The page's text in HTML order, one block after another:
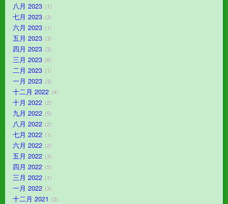
八月 2023 1
七月 2023 3
六月 2023 1
五月 2023 3
四月 2023 3
三月 2023 6
二月 2023 1
一月 2023 3
十二月 2022 4
十月 2022 2
九月 2022 5
八月 2022 2
七月 2022 1
六月 2022 2
五月 2022 3
四月 2022 5
三月 2022 1
一月 2022 3
十二月 2021 2